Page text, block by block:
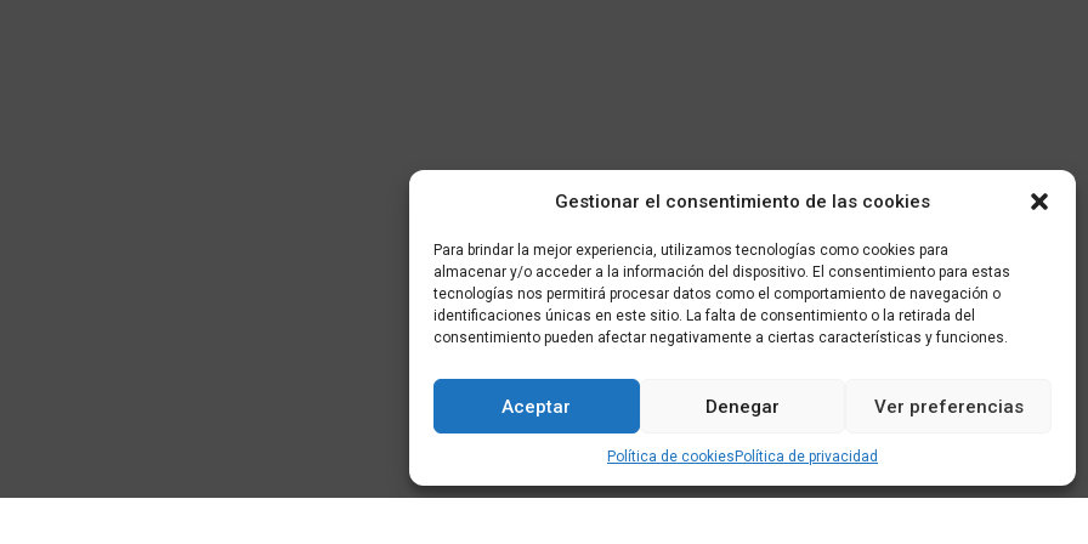
Gestionar el consentimiento de las cookies
Para brindar la mejor experiencia, utilizamos tecnologías como cookies para
almacenar y/o acceder a la información del dispositivo. El consentimiento para estas
tecnologías nos permitirá procesar datos como el comportamiento de navegación o
identificaciones únicas en este sitio. La falta de consentimiento o la retirada del
consentimiento pueden afectar negativamente a ciertas características y funciones.
Aceptar Denegar Ver preferencias
Política de cookies Política de privacidad